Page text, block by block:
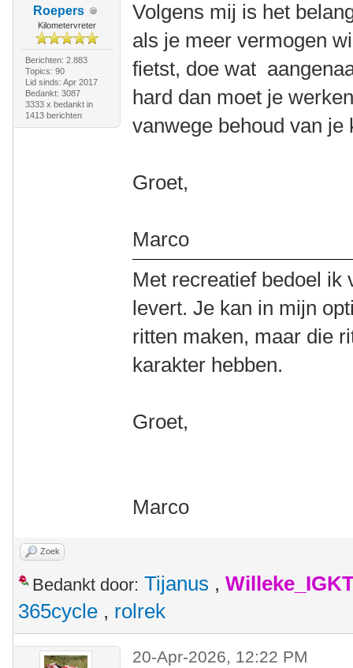
Roepers
Kilometervreter
Berichten: 2.883
Topics: 90
Lid sinds: Apr 2017
Bedankt: 3087
3333 x bedankt in
1413 berichten
Volgens mij is het
als je meer vermogen
fietst, doe wat
hard dan moet je
vanwege behoud van je
Groet,
Marco
Met recreatief bedoel ik
levert. Je kan in mijn
ritten maken, maar die
karakter hebben.
Groet,
Marco
Zoek
Bedankt door: Tijanus ,
365cycle , rolrek
20-Apr-2026, 12:22 PM